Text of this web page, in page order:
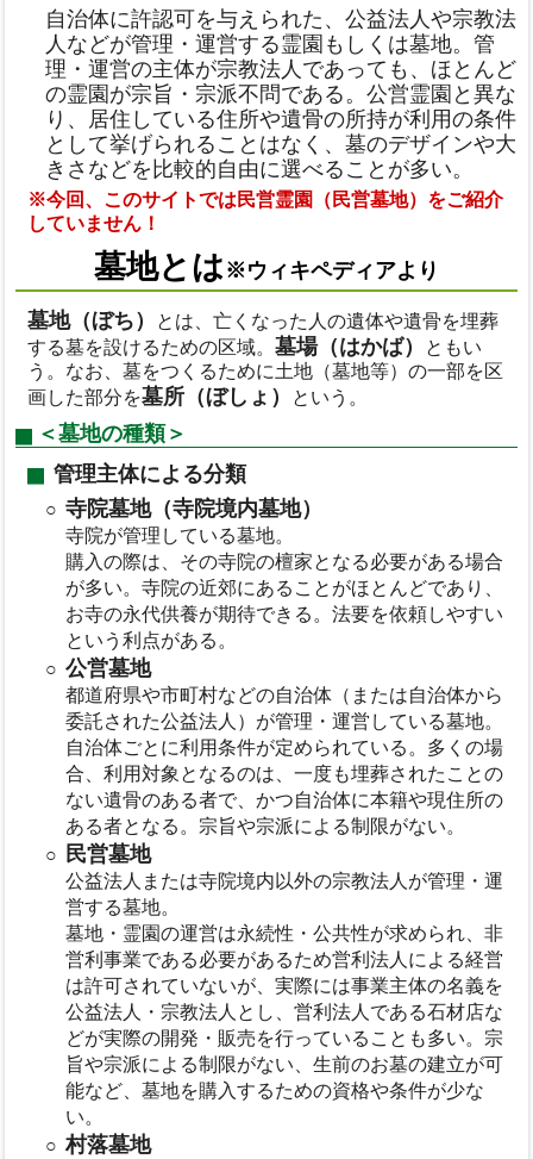
自治体に許認可を与えられた、公益法人や宗教法
人などが管理・運営する霊園もしくは墓地。管
理・運営の主体が宗教法人であっても、ほとんど
の霊園が宗旨・宗派不問である。公営霊園と異な
り、居住している住所や遺骨の所持が利用の条件
として挙げられることはなく、墓のデザインや大
きさなどを比較的自由に選べることが多い。
※今回、このサイトでは民営霊園（民営墓地）をご紹介
していません！
墓地とは※ウィキペディアより
墓地（ぼち）
とは、亡くなった人の遺体や遺骨を埋葬
する墓を設けるための区域。墓場（はかば）
ともい
う。なお、墓をつくるために土地（墓地等）の一部を区
画した部分を墓所（ぼしょ） という。
＜墓地の種類＞
管理主体による分類
寺院墓地（寺院境内墓地）
寺院が管理している墓地。
購入の際は、その寺院の檀家となる必要がある場合
が多い。寺院の近郊にあることがほとんどであり、
お寺の永代供養が期待できる。法要を依頼しやすい
という利点がある。
公営墓地
都道府県や市町村などの自治体（または自治体から
委託された公益法人）が管理・運営している墓地。
自治体ごとに利用条件が定められている。多くの場
合、利用対象となるのは、一度も埋葬されたことの
ない遺骨のある者で、かつ自治体に本籍や現住所の
ある者となる。宗旨や宗派による制限がない。
民営墓地
公益法人または寺院境内以外の宗教法人が管理・運
営する墓地。
墓地・霊園の運営は永続性・公共性が求められ、非
営利事業である必要があるため営利法人による経営
は許可されていないが、実際には事業主体の名義を
公益法人・宗教法人とし、営利法人である石材店な
どが実際の開発・販売を行っていることも多い。宗
旨や宗派による制限がない、生前のお墓の建立が可
能など、墓地を購入するための資格や条件が少な
い。
村落墓地